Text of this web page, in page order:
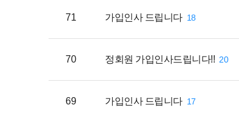
71 가입인사 드립니다 18
70 정회원 가입인사드립니다!! 20
69 가입인사 드립니다 17